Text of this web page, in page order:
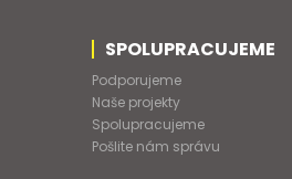
SPOLUPRACUJEME
Podporujeme
Naše projekty
Spolupracujeme
Pošlite nám správu